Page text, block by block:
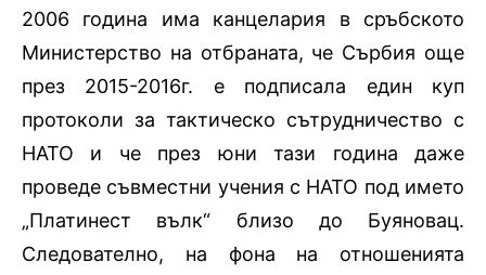
2006 година има канцелария в сръбското
Министерство на отбраната, че Сърбия още
през 2015-2016г. е подписала един куп
протоколи за тактическо сътрудничество с
НАТО и че през юни тази година даже
проведе съвместни учения с НАТО под името
„Платинест вълк“ близо до Буяновац.
Следователно, на фона на отношенията